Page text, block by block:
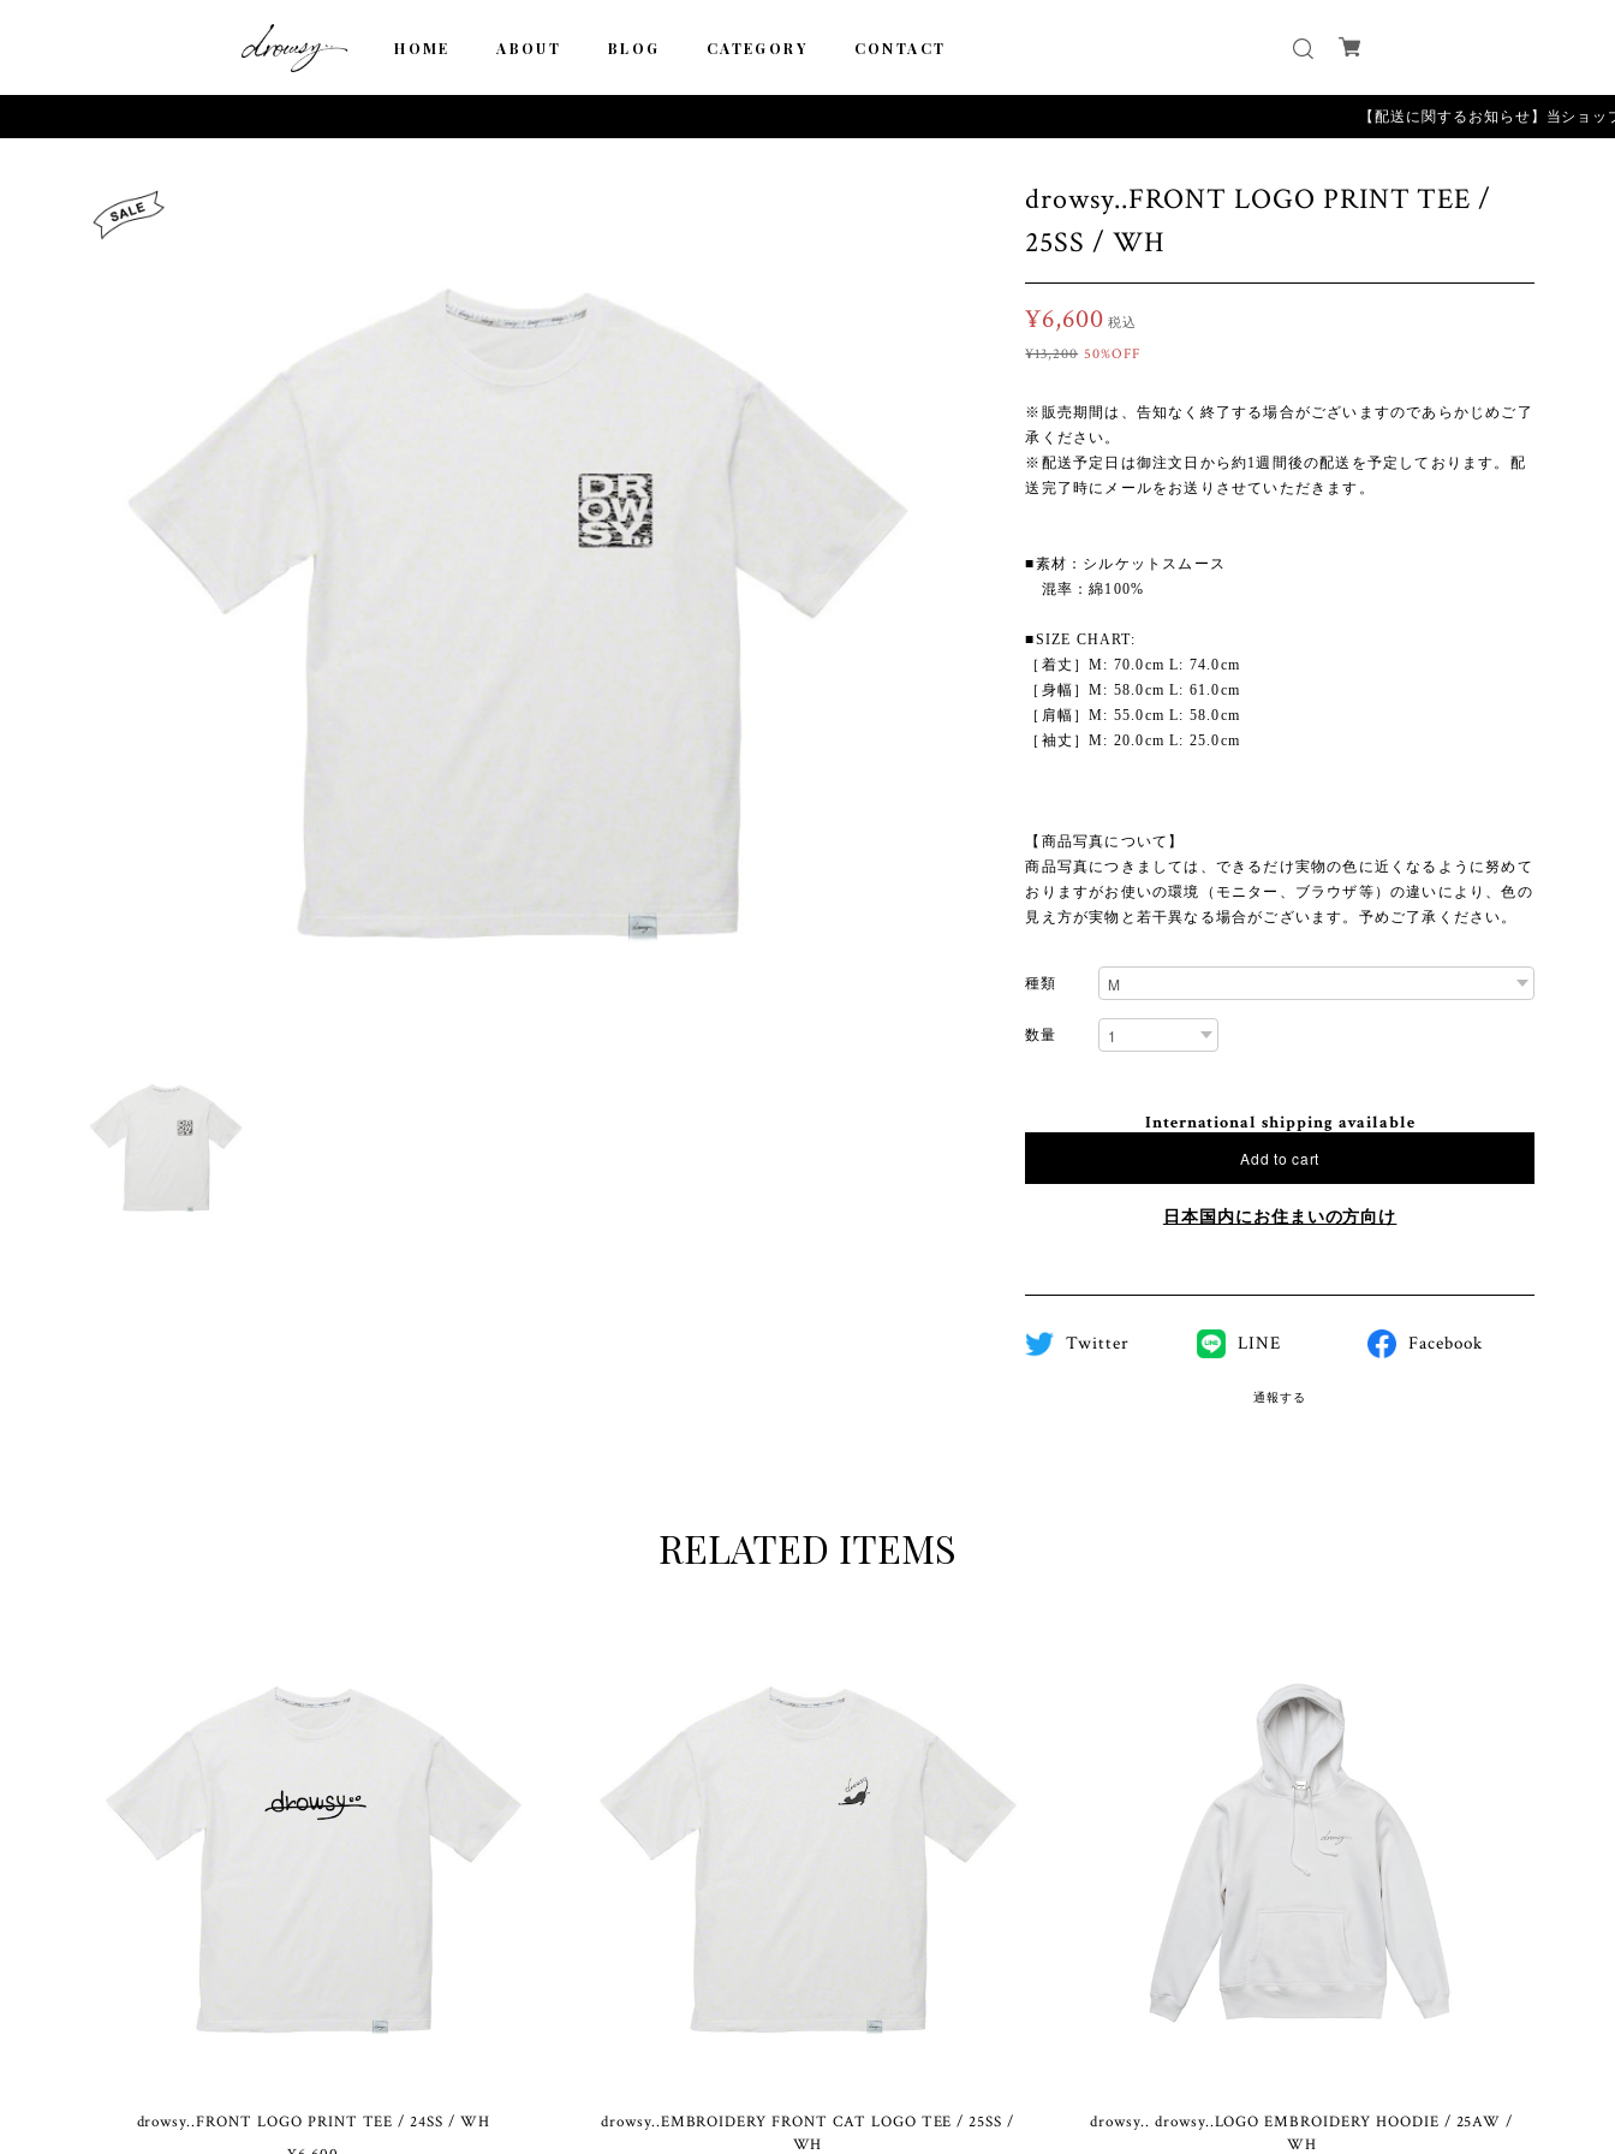
HOME ABOUT BLOG CATEGORY CONTACT
【配送に関するお知らせ】当ショップは受注
drowsy..FRONT LOGO PRINT TEE /
25SS / WH
¥6,600 税込
¥13,200 50%OFF
※販売期間は、告知なく終了する場合がございますのであらかじめご了
承ください。
※配送予定日は御注文日から約1週間後の配送を予定しております。配
送完了時にメールをお送りさせていただきます。
■素材：シルケットスムース
混率：綿100%
■SIZE CHART:
［着丈］M: 70.0cm L: 74.0cm
［身幅］M: 58.0cm L: 61.0cm
［肩幅］M: 55.0cm L: 58.0cm
［袖丈］M: 20.0cm L: 25.0cm
【商品写真について】
商品写真につきましては、できるだけ実物の色に近くなるように努めて
おりますがお使いの環境（モニター、ブラウザ等）の違いにより、色の
見え方が実物と若干異なる場合がございます。予めご了承ください。
種類
数量
International shipping available
Add to cart
日本国内にお住まいの方向け
Twitter LINE Facebook
通報する
RELATED ITEMS
drowsy..FRONT LOGO PRINT TEE / 24SS / WH
drowsy..EMBROIDERY FRONT CAT LOGO TEE / 25SS /
WH
drowsy.. drowsy..LOGO EMBROIDERY HOODIE / 25AW /
WH